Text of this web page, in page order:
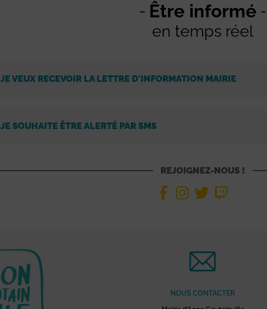
Être informé
en temps réel
JE VEUX RECEVOIR LA LETTRE D'INFORMATION MAIRIE
JE SOUHAITE ÊTRE ALERTÉ PAR SMS
REJOIGNEZ-NOUS !
NOUS CONTACTER